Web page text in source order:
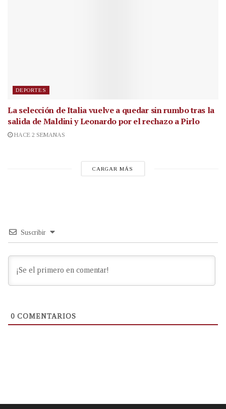
DEPORTES
La selección de Italia vuelve a quedar sin rumbo tras la
salida de Maldini y Leonardo por el rechazo a Pirlo
HACE 2 SEMANAS
CARGAR MÁS
Suscribir
0 COMENTARIOS